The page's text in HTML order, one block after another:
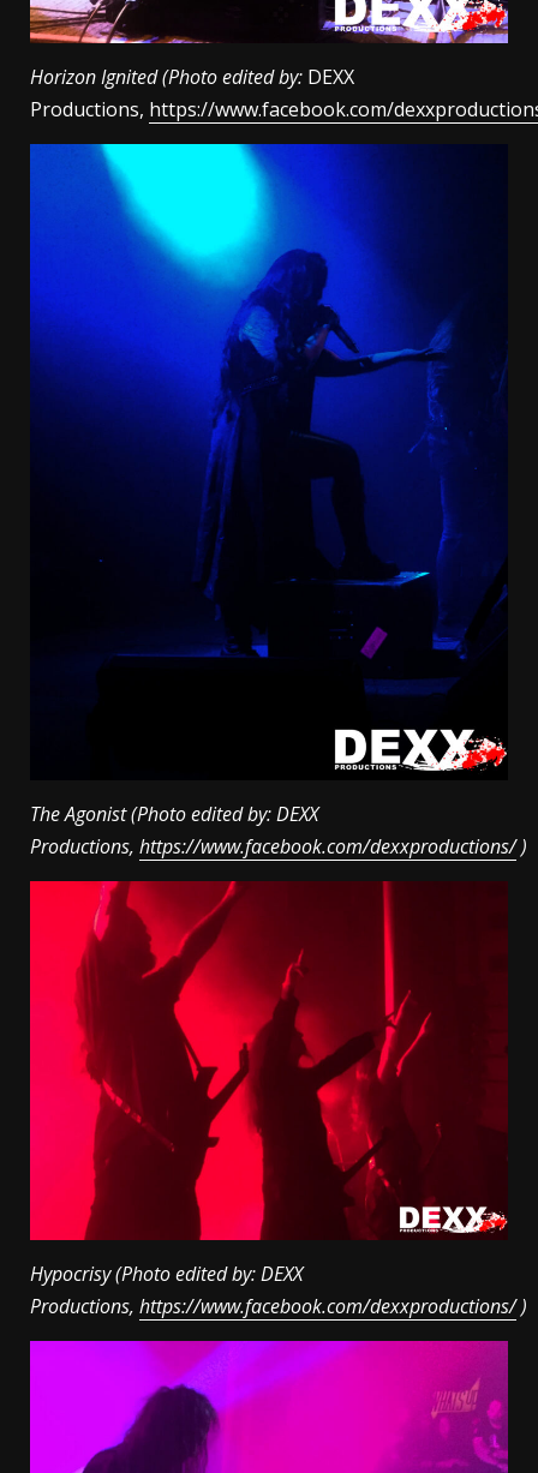
Horizon Ignited (Photo edited by: DEXX
Productions, https://www.facebook.com/
The Agonist (Photo edited by: DEXX
Productions, https://www.facebook.com/dexxproductions/)
Hypocrisy (Photo edited by: DEXX
Productions, https://www.facebook.com/dexxproductions/)